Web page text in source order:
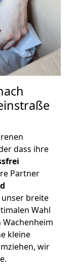
dass ihre
Partner
breite
Wahl
kleine
wir